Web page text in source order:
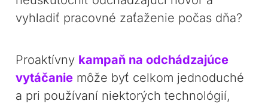
vyhladiť pracovné zaťaženie počas dňa?
Proaktívny kampaň na odchádzajúce
vytáčanie môže byť celkom jednoduché
a pri používaní niektorých technológií,